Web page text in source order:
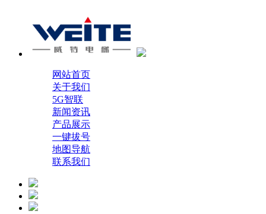
网站首页
关于我们
5G智联
新闻资讯
产品展示
一键拔号
地图导航
联系我们